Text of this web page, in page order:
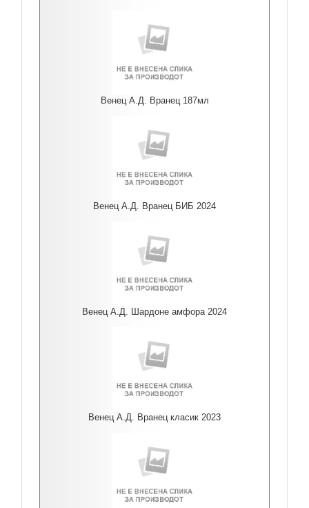
Венец А.Д. Вранец 187мл
Венец А.Д. Вранец БИБ 2024
Венец А.Д. Шардоне амфора 2024
Венец А.Д. Вранец класик 2023